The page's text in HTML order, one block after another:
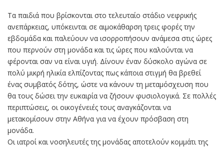
Τα παιδιά που βρίσκονται στο τελευταίο στάδιο νεφρικής
ανεπάρκειας, υπόκεινται σε αιμοκάθαρση τρεις φορές την
εβδομάδα και παλεύουν να ισορροπήσουν ανάμεσα στις ώρες
που περνούν στη μονάδα και τις ώρες που καλούνται να
φέρονται σαν να είναι υγιή. Δίνουν έναν δύσκολο αγώνα σε
πολύ μικρή ηλικία ελπίζοντας πως κάποια στιγμή θα βρεθεί
ένας συμβατός δότης, ώστε να κάνουν τη μεταμόσχευση που
θα τους δώσει την ευκαιρία να ζήσουν φυσιολογικά. Σε πολλές
περιπτώσεις, οι οικογένειές τους αναγκάζονται να
μετακομίσουν στην Αθήνα για να έχουν πρόσβαση στη
μονάδα.
Οι ιατροί και νοσηλευτές της μονάδας αποτελούν κομμάτι της